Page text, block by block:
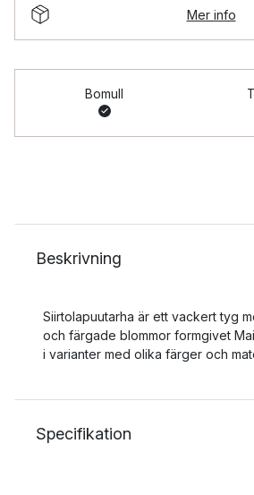
Mer info
Bomull
Beskrivning
Siirtolapuutarha är ett vackert tyg
och färgade blommor formgivet
i varianter med olika färger och
Specifikation